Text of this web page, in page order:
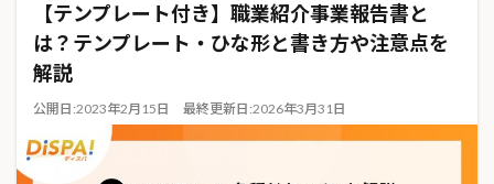
【テンプレート付き】職業紹介事業報告書と
は？テンプレート・ひな形と書き方や注意点を
解説
公開日:2023年2月15日 最終更新日:2026年3月31日